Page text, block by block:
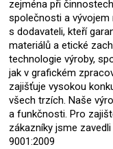
zejména při
společnosti a
s dodavateli, kteří
materiálů a etické
technologie výroby,
jak v grafickém
zajišťuje vysokou
všech trzích. Naše
a funkčnosti. Pro
zákazníky jsme
9001:2009